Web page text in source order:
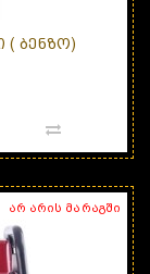
( ᲑᲔᲜᲖᲝ)
არ არის მარაგში